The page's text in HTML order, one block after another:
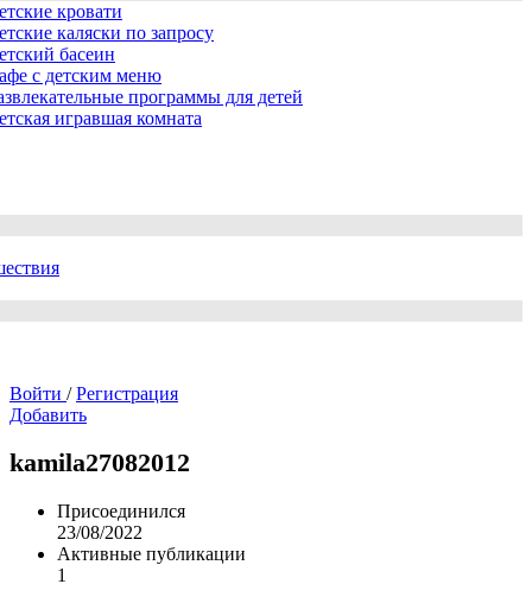
кровати
каляски по запросу
басеин
с детским меню
программы для детей
игравшая комната
Войти / Регистрация
Добавить
kamila27082012
Присоединился
23/08/2022
Активные публикации
1